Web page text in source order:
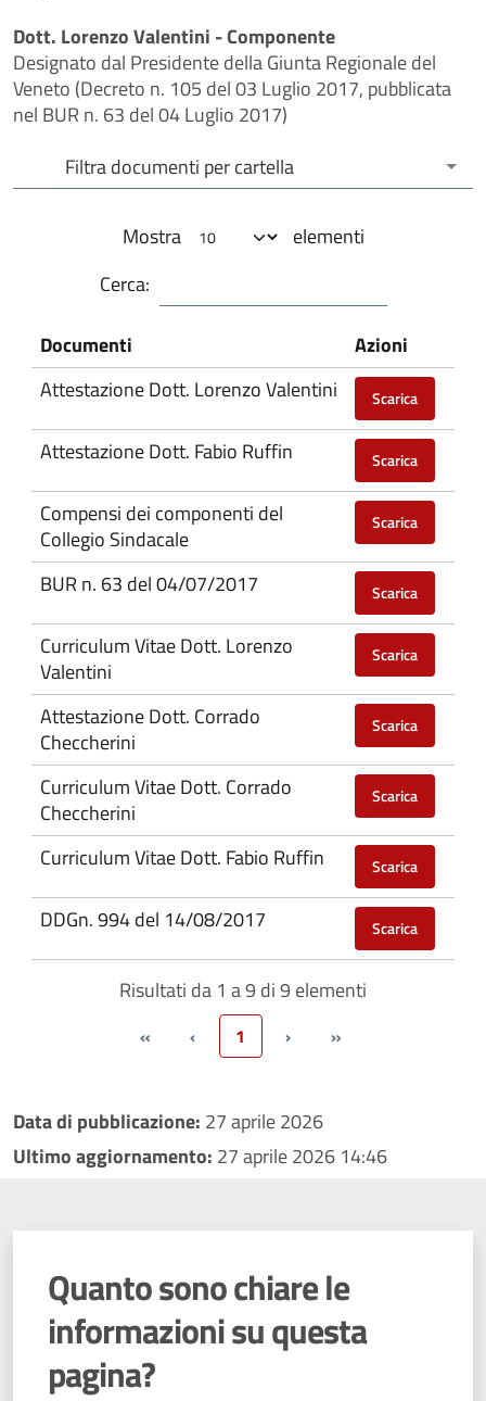
Dott. Lorenzo Valentini - Componente
Designato dal Presidente della Giunta Regionale del
Veneto (Decreto n. 105 del 03 Luglio 2017, pubblicata
nel BUR n. 63 del 04 Luglio 2017)
Filtra documenti per cartella
Filtra documenti per cartella
Mostra
elementi
Cerca:
Documenti
Azioni
Attestazione Dott. Lorenzo Valentini
Scarica
Attestazione Dott. Fabio Ruffin Scarica
Compensi dei componenti del
Collegio Sindacale
Scarica
BUR n. 63 del 04/07/2017 Scarica
Curriculum Vitae Dott. Lorenzo
Valentini
Scarica
Attestazione Dott. Corrado
Checcherini
Scarica
Curriculum Vitae Dott. Corrado
Checcherini
Scarica
Curriculum Vitae Dott. Fabio Ruffin Scarica
DDGn. 994 del 14/08/2017 Scarica
Risultati da 1 a 9 di 9 elementi
« ‹ 1 › »
Data di pubblicazione: 27 aprile 2026
Ultimo aggiornamento: 27 aprile 2026 14:46
Quanto sono chiare le
informazioni su questa
pagina?